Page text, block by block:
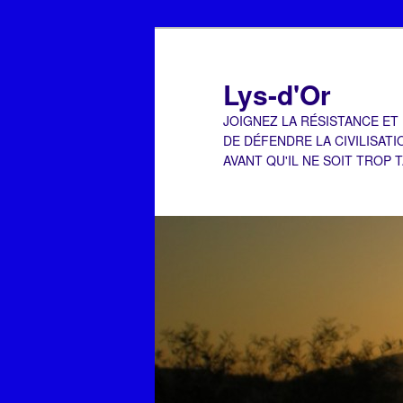
Lys-d'Or
JOIGNEZ LA RÉSISTANCE
DE DÉFENDRE LA
AVANT QU'IL NE SOIT TROP